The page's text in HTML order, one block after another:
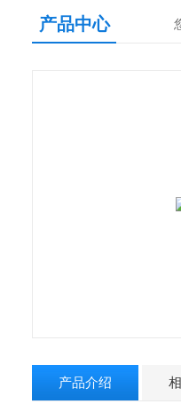
产品中心
产品介绍